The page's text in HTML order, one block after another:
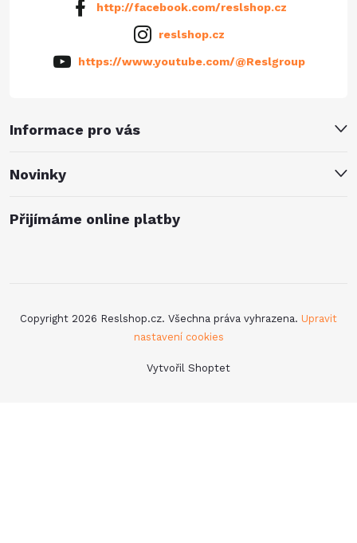
Informace pro vás
Novinky
http://facebook.com/reslshop.cz
reslshop.cz
https://www.youtube.com/@Reslgroup
Přijímáme online platby
Vytvořil Shoptet
Copyright 2026 Reslshop.cz. Všechna práva vyhrazena. Upravit
nastavení cookies